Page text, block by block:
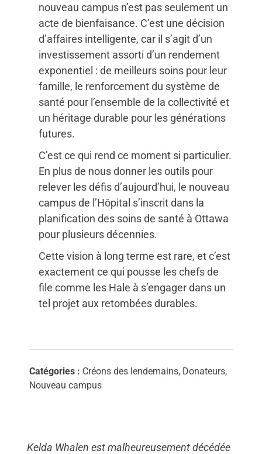
nouveau campus n’est pas seulement un
acte de bienfaisance. C’est une décision
d’affaires intelligente, car il s’agit d’un
investissement assorti d’un rendement
exponentiel : de meilleurs soins pour leur
famille, le renforcement du système de
santé pour l’ensemble de la collectivité et
un héritage durable pour les générations
futures.
C’est ce qui rend ce moment si particulier.
En plus de nous donner les outils pour
relever les défis d’aujourd’hui, le nouveau
campus de l’Hôpital s’inscrit dans la
planification des soins de santé à Ottawa
pour plusieurs décennies.
Cette vision à long terme est rare, et c’est
exactement ce qui pousse les chefs de
file comme les Hale à s’engager dans un
tel projet aux retombées durables.
Catégories : Créons des lendemains, Donateurs,
Nouveau campus
Kelda Whalen est malheureusement décédée